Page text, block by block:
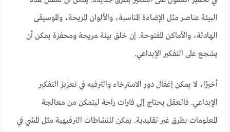
البيئة عناصر مثل الإضاءة المناسبة، والألوان المريحة، والموسيقى
الهادئة، والأماكن المفتوحة. إن خلق بيئة مريحة ومحفزة يمكن أن
يشجع على التفكير الإبداعي.
أخيرًا، لا يمكن إغفال دور الاسترخاء والترفيه في تعزيز التفكير
الإبداعي. فالعقل يحتاج إلى فترات راحة ليتمكن من معالجة
المعلومات بطرق غير تقليدية. يمكن للنشاطات الترفيهية مثل المشي في